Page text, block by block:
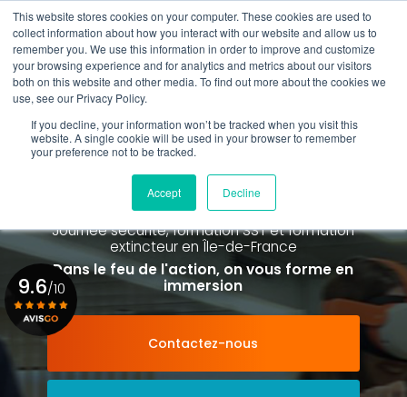
This website stores cookies on your computer. These cookies are used to
collect information about how you interact with our website and allow us to
remember you. We use this information in order to improve and customize
your browsing experience and for analytics and metrics about our visitors
both on this website and other media. To find out more about the cookies we
use, see our Privacy Policy.
If you decline, your information won’t be tracked when you visit this
website. A single cookie will be used in your browser to remember
your preference not to be tracked.
Accept Decline
Aller
au
contenu
principal
01 84 20 18 48
Rappel gratuit
Spécialiste de la formation SST et
de la Formation Incendie
à Paris La Défense depuis 2015
Journée sécurité, formation SST et formation
extincteuren Île-de-France
Dans le feu de l'action, on vous forme en
immersion
Contactez-nous
9.6/10
Voir le certificat